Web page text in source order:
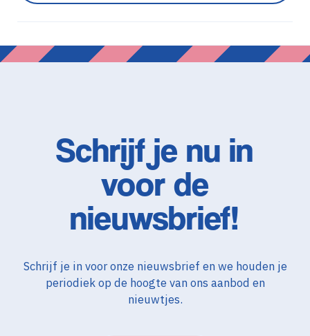
Schrijf je nu in
voor de
nieuwsbrief!
Schrijf je in voor onze nieuwsbrief en we houden je
periodiek op de hoogte van ons aanbod en
nieuwtjes.